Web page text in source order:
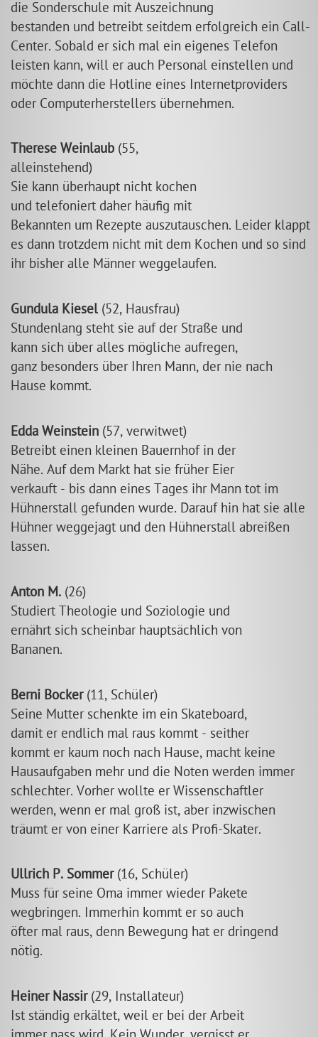
die Sonderschule mit Auszeichnung
bestanden und betreibt seitdem erfolgreich ein Call-
Center. Sobald er sich mal ein eigenes Telefon
leisten kann, will er auch Personal einstellen und
möchte dann die Hotline eines Internetproviders
oder Computerherstellers übernehmen.
Therese Weinlaub (55,
alleinstehend)
Sie kann überhaupt nicht kochen
und telefoniert daher häufig mit
Bekannten um Rezepte auszutauschen. Leider klappt
es dann trotzdem nicht mit dem Kochen und so sind
ihr bisher alle Männer weggelaufen.
Gundula Kiesel (52, Hausfrau)
Stundenlang steht sie auf der Straße und
kann sich über alles mögliche aufregen,
ganz besonders über Ihren Mann, der nie nach
Hause kommt.
Edda Weinstein (57, verwitwet)
Betreibt einen kleinen Bauernhof in der
Nähe. Auf dem Markt hat sie früher Eier
verkauft - bis dann eines Tages ihr Mann tot im
Hühnerstall gefunden wurde. Darauf hin hat sie alle
Hühner weggejagt und den Hühnerstall abreißen
lassen.
Anton M. (26)
Studiert Theologie und Soziologie und
ernährt sich scheinbar hauptsächlich von
Bananen.
Berni Bocker(11, Schüler)
Seine Mutter schenkte im ein Skateboard,
damit er endlich mal raus kommt - seither
kommt er kaum noch nach Hause, macht keine
Hausaufgaben mehr und die Noten werden immer
schlechter. Vorher wollte er Wissenschaftler
werden, wenn er mal groß ist, aber inzwischen
träumt er von einer Karriere als Profi-Skater.
Ullrich P. Sommer(16, Schüler)
Muss für seine Oma immer wieder Pakete
wegbringen. Immerhin kommt er so auch
öfter mal raus, denn Bewegung hat er dringend
nötig.
Heiner Nassir(29, Installateur)
Ist ständig erkältet, weil er bei der Arbeit